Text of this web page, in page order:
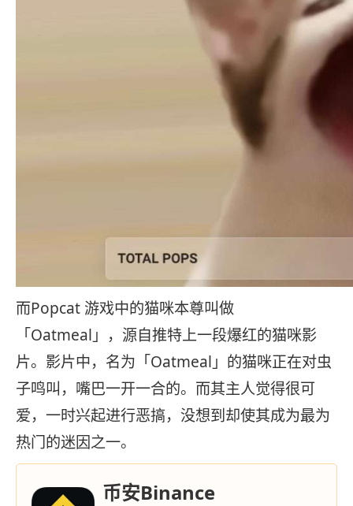
而Popcat 游戏中的猫咪本尊叫做
「Oatmeal」，源自推特上一段爆红的猫咪影
片。影片中，名为「Oatmeal」的猫咪正在对虫
子鸣叫，嘴巴一开一合的。而其主人觉得很可
爱，一时兴起进行恶搞，没想到却使其成为最为
热门的迷因之一。
币安Binance